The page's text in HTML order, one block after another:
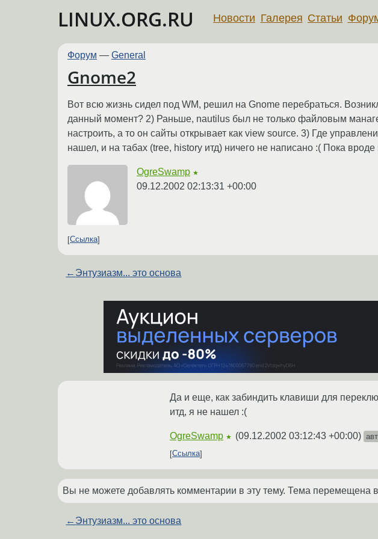
LINUX.ORG.RU Новости Галерея Статьи
Форум — General
Gnome2
Вот всю жизнь сидел под WM, решил на Gnome перебраться.
данный момент? 2) Раньше, nautilus был не только файловым
настроить, а то он сайты открывает как view source. 3) Где
нашел, и на табах (tree, history итд) ничего не написано :( Пока
OgreSwamp ★
09.12.2002 02:13:31 +00:00
Ссылка
← Энтузиазм... это основа
Да и еще, как забиндить клавиши для
итд, я не нашел :(
OgreSwamp ★ (09.12.2002 03:12:43 +00:00)
Ссылка
Вы не можете добавлять комментарии в эту тему. Тема перемещена
← Энтузиазм... это основа